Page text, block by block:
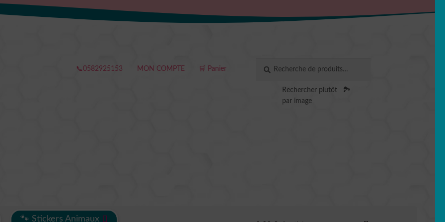
📞0582925153 MON COMPTE 🛒 Panier
pour :
RECHERCHE
Rechercher plutôt
par image
🏞️
🐾 Stickers Animaux